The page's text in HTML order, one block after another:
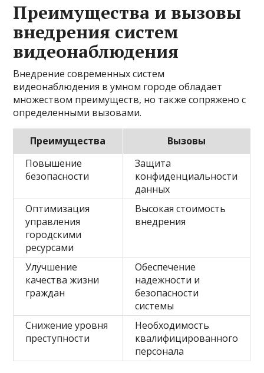
Преимущества и вызовы
внедрения систем
видеонаблюдения
Внедрение современных систем
видеонаблюдения в умном городе обладает
множеством преимуществ, но также сопряжено с
определенными вызовами.
Преимущества
Вызовы
Повышение
безопасности
Защита
конфиденциальности
данных
Оптимизация
управления
городскими
ресурсами
Высокая стоимость
внедрения
Улучшение
качества жизни
граждан
Обеспечение
надежности и
безопасности
системы
Снижение уровня
преступности
Необходимость
квалифицированного
персонала